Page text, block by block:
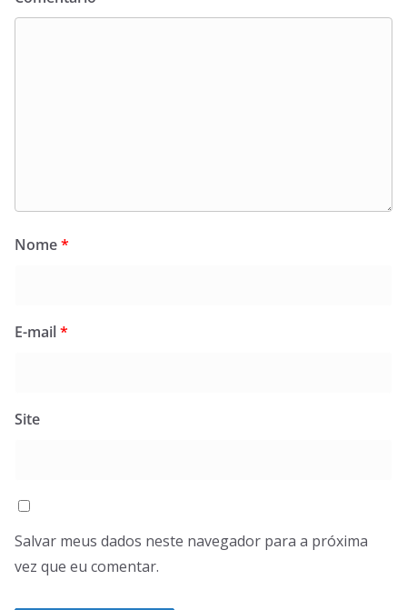
Nome*
E-mail*
Site
Salvar meus dados neste navegador para a próxima
vez que eu comentar.